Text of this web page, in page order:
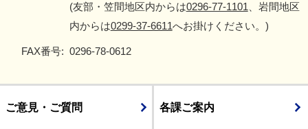
(友部・笠間地区内からは0296-77-1101 、岩間地区
内からは0299-37-6611へお掛けください。)
FAX番号: 0296-78-0612
ご意見・ご質問 各課ご案内